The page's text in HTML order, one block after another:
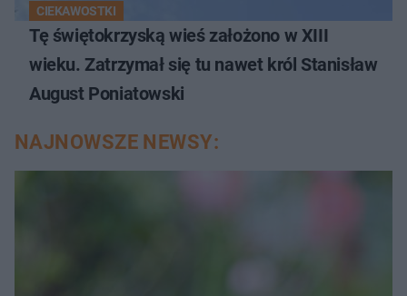
CIEKAWOSTKI
Tę świętokrzyską wieś założono w XIII
wieku. Zatrzymał się tu nawet król Stanisław
August Poniatowski
NAJNOWSZE NEWSY: